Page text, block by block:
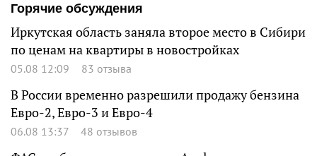
Горячие обсуждения
Иркутская область заняла второе место в Сибири
по ценам на квартиры в новостройках
05.08 12:09 83 отзыва
В России временно разрешили продажу бензина
Евро-2, Евро-3 и Евро-4
06.08 13:37 48 отзывов